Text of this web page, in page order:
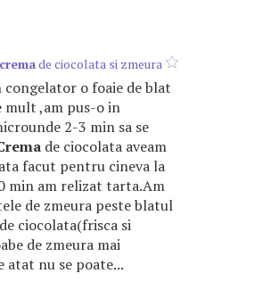
cremade ciocolata si zmeura
congelator o foaie de blat
mult ,am pus-o in
2-3 min sa se
de ciocolata aveam
facut pentru cineva la
min am relizat tarta.Am
de zmeura peste blatul
ciocolata(frisca si
de zmeura mai
atat nu se poate...